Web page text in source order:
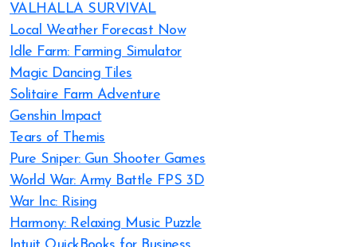
VALHALLA SURVIVAL
Local Weather Forecast Now
Idle Farm: Farming Simulator
Magic Dancing Tiles
Solitaire Farm Adventure
Genshin Impact
Tears of Themis
Pure Sniper: Gun Shooter Games
World War: Army Battle FPS 3D
War Inc: Rising
Harmony: Relaxing Music Puzzle